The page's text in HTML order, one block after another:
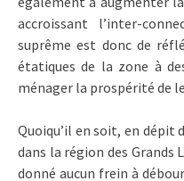
accroissant l’inter-
suprême est donc de
étatiques de la zone à
ménager la prospérité de
Quoiqu’il en soit, en dépit
dans la région des Grands
donné aucun frein à